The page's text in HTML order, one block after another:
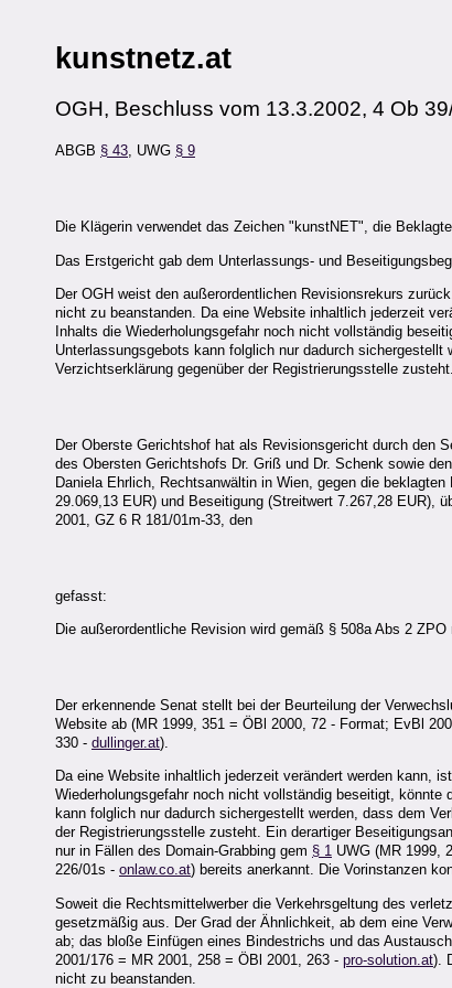
kunstnetz.at
OGH, Beschluss vom 13.3.2002, 4 Ob
ABGB § 43, UWG § 9
Die Klägerin verwendet das Zeichen "kunstNET", die
Das Erstgericht gab dem Unterlassungs- und
Der OGH weist den außerordentlichen Revisionsrekurs
nicht zu beanstanden. Da eine Website inhaltlich jederzeit
Inhalts die Wiederholungsgefahr noch nicht vollständig
Unterlassungsgebots kann folglich nur dadurch
Verzichtserklärung gegenüber der Registrierungsstelle zusteht.
Der Oberste Gerichtshof hat als Revisionsgericht durch den
des Obersten Gerichtshofs Dr. Griß und Dr. Schenk sowie
Daniela Ehrlich, Rechtsanwältin in Wien, gegen die
29.069,13 EUR) und Beseitigung (Streitwert 7.267,28 EUR),
2001, GZ 6 R 181/01m-33, den
gefasst:
Die außerordentliche Revision wird gemäß § 508a Abs 2
Der erkennende Senat stellt bei der Beurteilung der
Website ab (MR 1999, 351 = ÖBl 2000, 72 - Format; EvBl
330 - dullinger.at).
Da eine Website inhaltlich jederzeit verändert werden kann,
Wiederholungsgefahr noch nicht vollständig beseitigt,
kann folglich nur dadurch sichergestellt werden, dass dem
der Registrierungsstelle zusteht. Ein derartiger
nur in Fällen des Domain-Grabbing gem § 1 UWG (MR 1999,
226/01s - onlaw.co.at) bereits anerkannt. Die Vorinstanzen
Soweit die Rechtsmittelwerber die Verkehrsgeltung des
gesetzmäßig aus. Der Grad der Ähnlichkeit, ab dem eine
ab; das bloße Einfügen eines Bindestrichs und das
2001/176 = MR 2001, 258 = ÖBl 2001, 263 - pro-solution.at).
nicht zu beanstanden.